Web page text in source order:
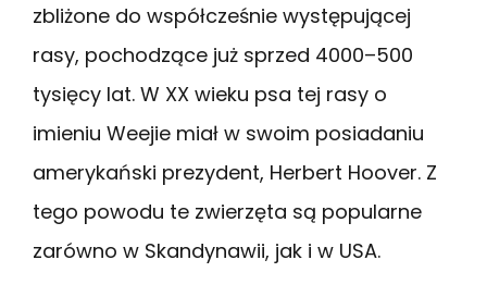
zbliżone do współcześnie występującej
rasy, pochodzące już sprzed 4000–500
tysięcy lat. W XX wieku psa tej rasy o
imieniu Weejie miał w swoim posiadaniu
amerykański prezydent, Herbert Hoover. Z
tego powodu te zwierzęta są popularne
zarówno w Skandynawii, jak i w USA.